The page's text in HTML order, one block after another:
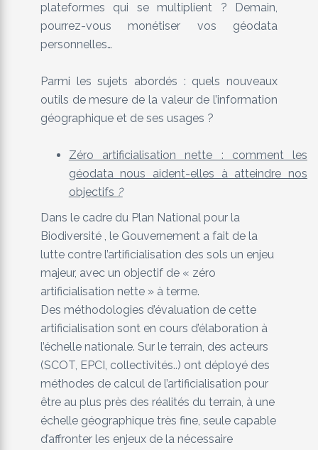
plateformes qui se multiplient ? Demain,
pourrez-vous monétiser vos géodata
personnelles…
Parmi les sujets abordés : quels nouveaux
outils de mesure de la valeur de l’information
géographique et de ses usages ?
Zéro artificialisation nette : comment les
géodata nous aident-elles à atteindre nos
objectifs ?
Dans le cadre du Plan National pour la
Biodiversité , le Gouvernement a fait de la
lutte contre l’artificialisation des sols un enjeu
majeur, avec un objectif de « zéro
artificialisation nette » à terme.
Des méthodologies d’évaluation de cette
artificialisation sont en cours d’élaboration à
l’échelle nationale. Sur le terrain, des acteurs
(SCOT, EPCI, collectivités..) ont déployé des
méthodes de calcul de l’artificialisation pour
être au plus près des réalités du terrain, à une
échelle géographique très fine, seule capable
d’affronter les enjeux de la nécessaire